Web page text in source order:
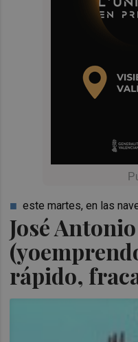
José
rápido,
este martes, en las